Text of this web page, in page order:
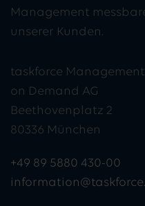
Management
unserer Kunden.
taskforce Management
on Demand AG
Beethovenplatz 2
80336 München
+49 89 5880 430-00